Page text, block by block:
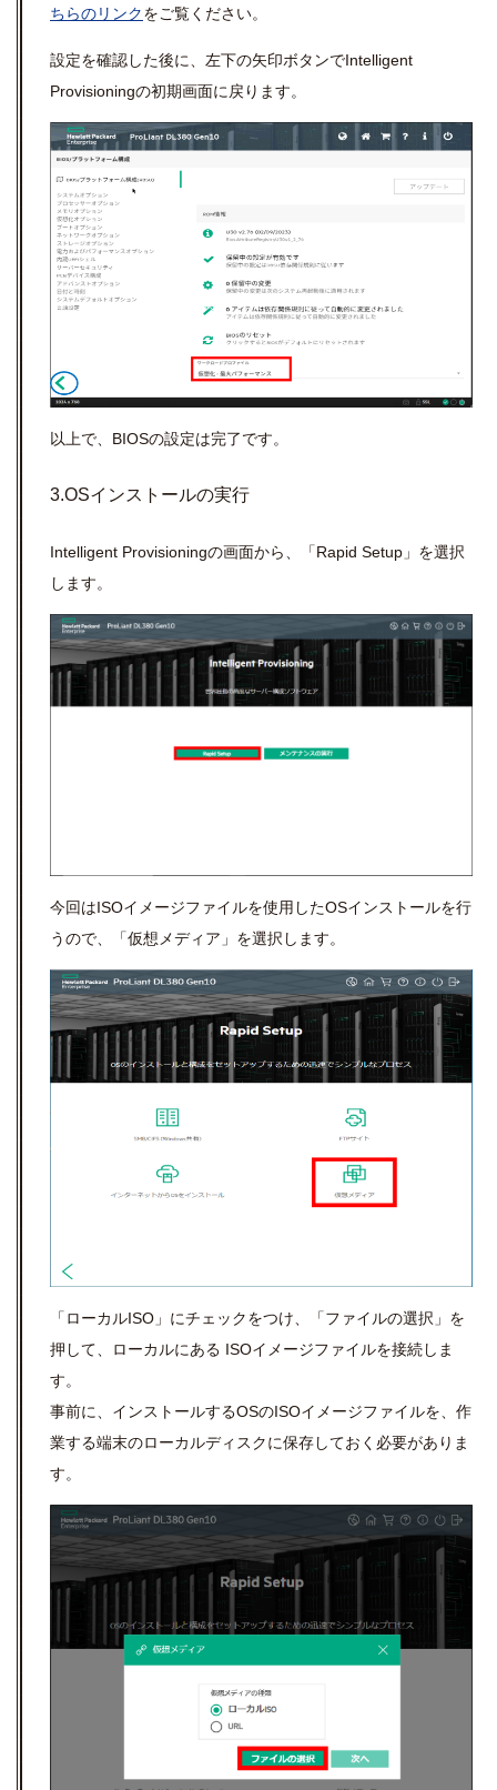
ちらのリンクをご覧ください。
設定を確認した後に、左下の矢印ボタンでIntelligent
Provisioningの初期画面に戻ります。
以上で、BIOSの設定は完了です。
3.OSインストールの実行
Intelligent Provisioningの画面から、「Rapid Setup 」を選択
します。
今回はISOイメージファイルを使用したOSインストールを行
うので、「仮想メディア」を選択します。
「ローカルISO 」にチェックをつけ、「ファイルの選択」を
押して、ローカルにある ISOイメージファイルを接続しま
す。
事前に、インストールするOSのISOイメージファイルを、作
業する端末のローカルディスクに保存しておく必要がありま
す。